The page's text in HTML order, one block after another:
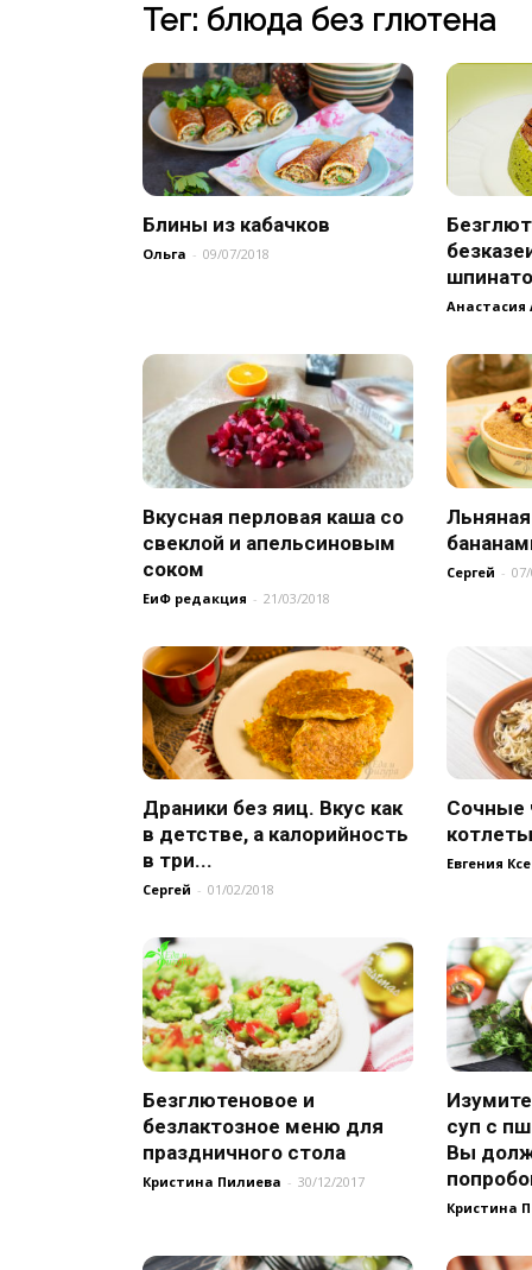
Тег: блюда без глютена
Блины из кабачков
Ольга - 09/07/2018
Анастасия
Вкусная перловая каша со
свеклой и апельсиновым
соком
ЕиФ редакция - 21/03/2018
Сергей -
Драники без яиц. Вкус как
в детстве, а калорийность
в три...
Сергей - 01/02/2018
Сочные
Евгения
Безглютеновое и
безлактозное меню для
праздничного стола
Кристина Пилиева - 30/12/2017
суп с
Вы
Кристина